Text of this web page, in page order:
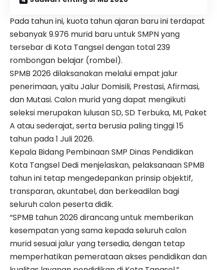
Pada tahun ini, kuota tahun ajaran baru ini terdapat
sebanyak 9.976 murid baru untuk SMPN yang
tersebar di Kota Tangsel dengan total 239
rombongan belajar (rombel).
SPMB 2026 dilaksanakan melalui empat jalur
penerimaan, yaitu Jalur Domisili, Prestasi, Afirmasi,
dan Mutasi. Calon murid yang dapat mengikuti
seleksi merupakan lulusan SD, SD Terbuka, MI, Paket
A atau sederajat, serta berusia paling tinggi 15
tahun pada 1 Juli 2026.
Kepala Bidang Pembinaan SMP Dinas Pendidikan
Kota Tangsel Dedi menjelaskan, pelaksanaan SPMB
tahun ini tetap mengedepankan prinsip objektif,
transparan, akuntabel, dan berkeadilan bagi
seluruh calon peserta didik.
“SPMB tahun 2026 dirancang untuk memberikan
kesempatan yang sama kepada seluruh calon
murid sesuai jalur yang tersedia, dengan tetap
memperhatikan pemerataan akses pendidikan dan